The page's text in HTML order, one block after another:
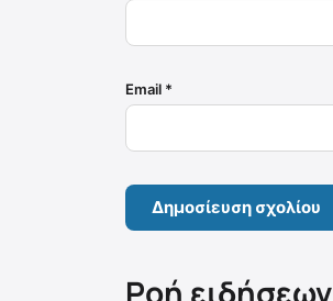
Email *
Ροή ειδήσεων